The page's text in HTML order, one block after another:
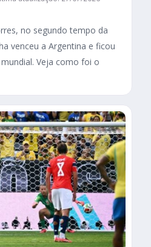
no segundo tempo da
venceu a Argentina e ficou
Veja como foi o